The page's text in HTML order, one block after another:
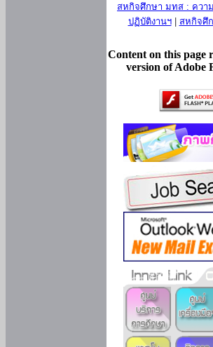
สหกิจศึกษา มทส : ควา
ปฏิบัติงานฯ| สหกิจศึ
Content on this page
version of Adobe